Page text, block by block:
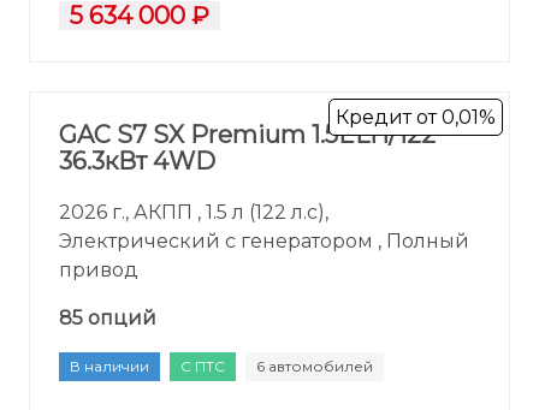
5 634 000 ₽
Кредит от 0,01%
GAC S7 SX Premium 1.5ELH/122
36.3кВт 4WD
2026 г., АКПП , 1.5 л (122 л.с),
Электрический с генератором , Полный
привод
85 опций
В наличии С ПТС 6 автомобилей